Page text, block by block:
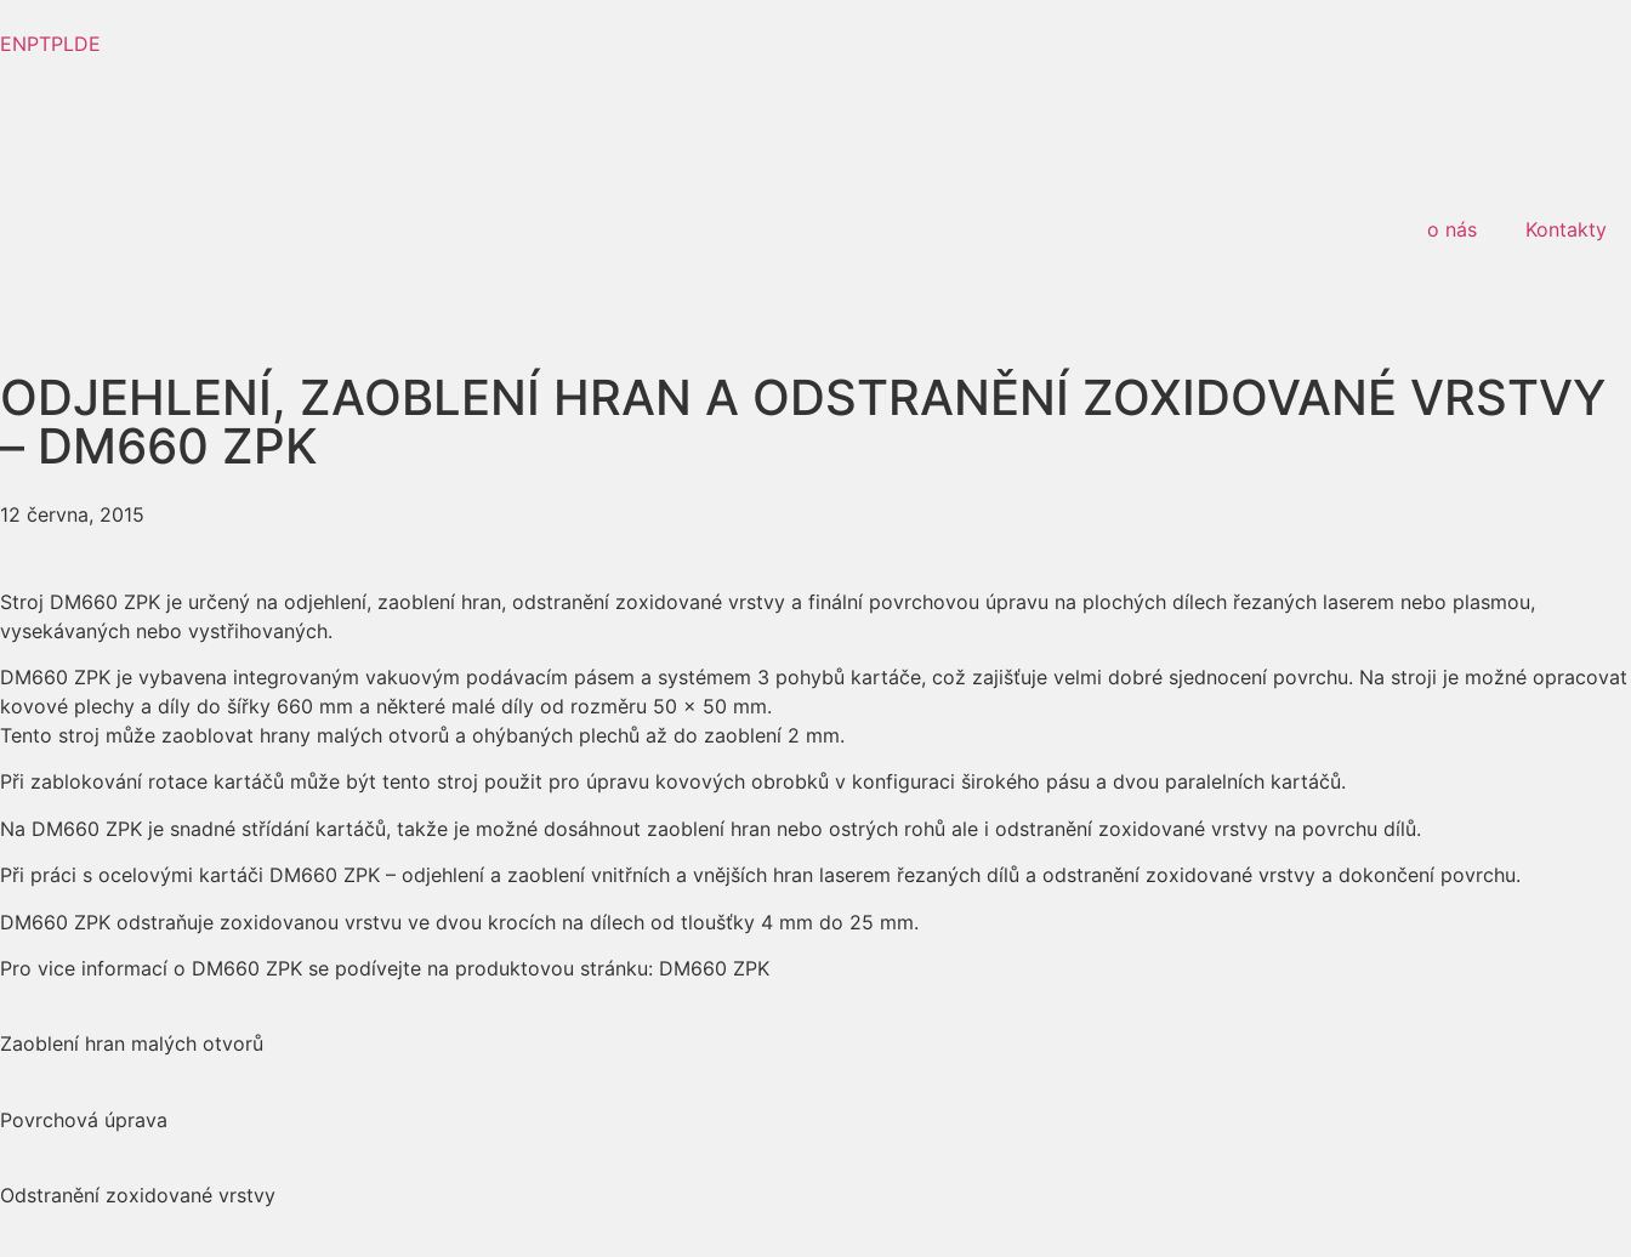
ENPTPLDE
o nás Kontakty
ODJEHLENÍ, ZAOBLENÍ HRAN A ODSTRANĚNÍ ZOXIDOVANÉ VRSTVY
– DM660 ZPK
12 června, 2015
Stroj DM660 ZPK je určený na odjehlení, zaoblení hran, odstranění zoxidované vrstvy a finální povrchovou úpravu na plochých dílech řezaných laserem nebo plasmou,
vysekávaných nebo vystřihovaných.
DM660 ZPK je vybavena integrovaným vakuovým podávacím pásem a systémem 3 pohybů kartáče, což zajišťuje velmi dobré sjednocení povrchu. Na stroji je možné opracovat
kovové plechy a díly do šířky 660 mm a některé malé díly od rozměru 50 x 50 mm.
Tento stroj může zaoblovat hrany malých otvorů a ohýbaných plechů až do zaoblení 2 mm.
Při zablokování rotace kartáčů může být tento stroj použit pro úpravu kovových obrobků v konfiguraci širokého pásu a dvou paralelních kartáčů.
Na DM660 ZPK je snadné střídání kartáčů, takže je možné dosáhnout zaoblení hran nebo ostrých rohů ale i odstranění zoxidované vrstvy na povrchu dílů.
Při práci s ocelovými kartáči DM660 ZPK – odjehlení a zaoblení vnitřních a vnějších hran laserem řezaných dílů a odstranění zoxidované vrstvy a dokončení povrchu.
DM660 ZPK odstraňuje zoxidovanou vrstvu ve dvou krocích na dílech od tloušťky 4 mm do 25 mm.
Pro vice informací o DM660 ZPK se podívejte na produktovou stránku: DM660 ZPK
Zaoblení hran malých otvorů
Povrchová úprava
Odstranění zoxidované vrstvy